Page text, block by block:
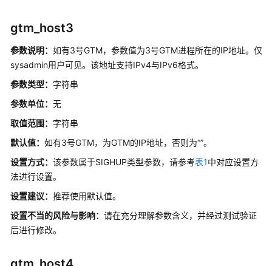
Toast
全
时
表
预
参
数
gtm_host3
参数说明： 如有3号GTM，参数值为3号GTM进程所在的IP地址。仅
sysadmin用户可见。 该地址支持IPv4与IPv6格式。
参数类型： 字符串
参数单位： 无
取值范围： 字符串
默认值： 如有3号GTM，为GTM的IP地址，否则为“”。
设置方式： 该参数属于SIGHUP类型参数，请参考表1中对应设置方
法进行设置。
设置建议： 推荐使用默认值。
设置不当的风险与影响： 请在充分理解参数含义，并经过测试验证
后进行修改。